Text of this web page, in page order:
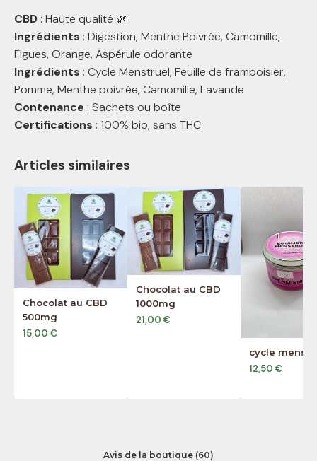
CBD : Haute qualité 🌿
Ingrédients : Digestion, Menthe Poivrée, Camomille,
Figues, Orange, Aspérule odorante
Ingrédients : Cycle Menstruel, Feuille de framboisier,
Pomme, Menthe poivrée, Camomille, Lavande
Contenance : Sachets ou boîte
Certifications : 100% bio, sans THC
Articles similaires
Chocolat au CBD
500mg
15,00 €
Chocolat au CBD
1000mg
21,00 €
cycle
12,50 €
Avis de la boutique (60)